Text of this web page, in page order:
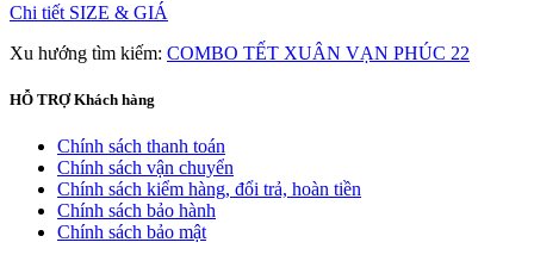
Chi tiết SIZE & GIÁ
Xu hướng tìm kiếm: COMBO TẾT XUÂN VẠN PHÚC 22
HỖ TRỢKhách hàng
Chính sách thanh toán
Chính sách vận chuyển
Chính sách kiểm hàng, đổi trả, hoàn tiền
Chính sách bảo hành
Chính sách bảo mật